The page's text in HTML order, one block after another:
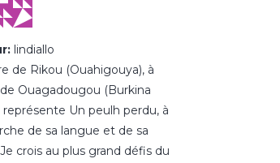
lindiallo
de Rikou (Ouahigouya), à
Ouagadougou (Burkina
représente Un peulh perdu, à
de sa langue et de sa
crois au plus grand défis du